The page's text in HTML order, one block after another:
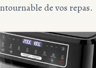
de vos repas.